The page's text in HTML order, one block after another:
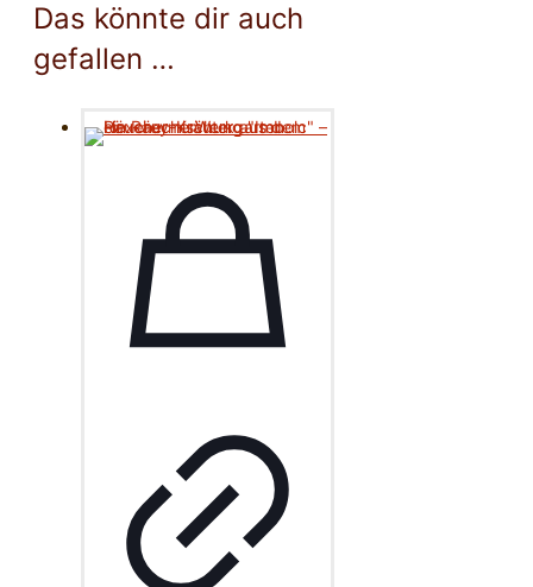
Das könnte dir auch
gefallen …